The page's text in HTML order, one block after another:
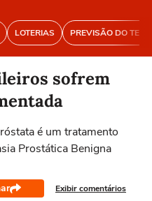
LOTERIAS PREVISÃO DO
sofrem
é um tratamento
Prostática Benigna
Exibir comentários